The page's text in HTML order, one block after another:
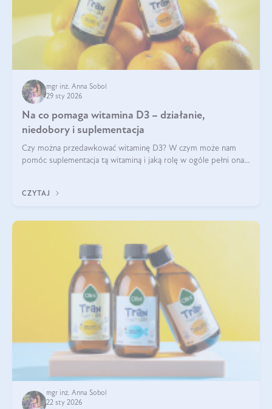
mgr inż. Anna Sobol
29 sty 2026
Na co pomaga witamina D3 – działanie,
niedobory i suplementacja
Czy można przedawkować witaminę D3? W czym może nam
pomóc suplementacja tą witaminą i jaką rolę w ogóle pełni ona
robić?
CZYTAJ
mgr inż. Anna Sobol
22 sty 2026